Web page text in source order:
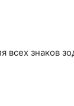
всех знаков